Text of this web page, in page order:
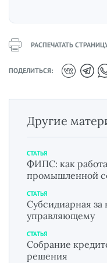
РАСПЕЧАТАТЬ
ПОДЕЛИТЬСЯ:
Другие
СТАТЬЯ
ФИПС: как
промышленной
СТАТЬЯ
Субсидиарная за
управляющему
СТАТЬЯ
Собрание
решения